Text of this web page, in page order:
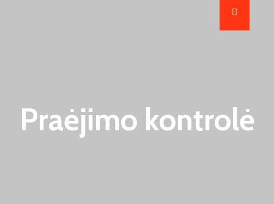
Praėjimo kontrolė